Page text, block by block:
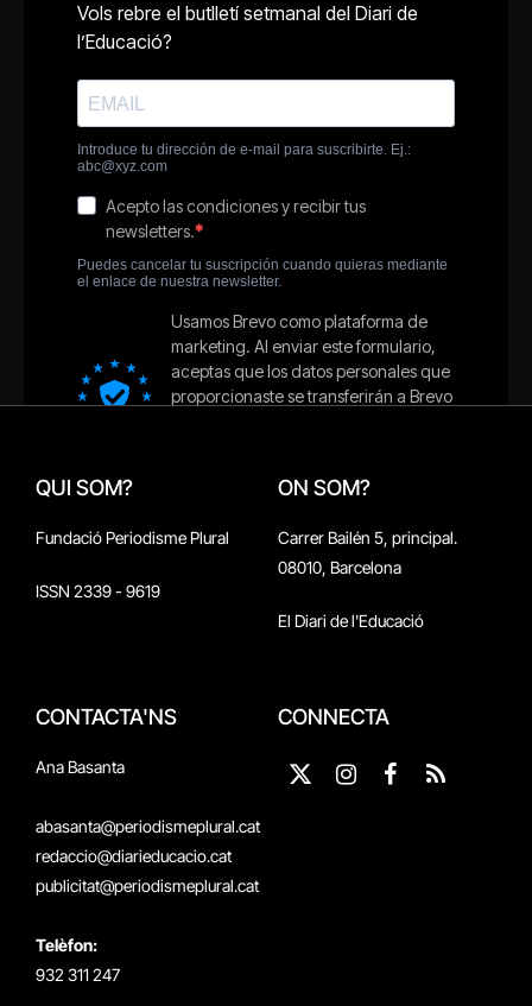
QUI SOM?
Fundació Periodisme Plural
ISSN 2339 - 9619
ON SOM?
Carrer Bailén 5, principal.
08010, Barcelona
El Diari de l'Educació
CONTACTA'NS
Ana Basanta
abasanta@periodismeplural.cat
redaccio@diarieducacio.cat
publicitat@periodismeplural.cat
Telèfon:
932 311 247
CONNECTA
X
Instagram
Facebook
RSS